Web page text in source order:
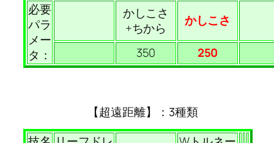
必要
パラ
メー
タ：
かしこさ
+ちから
かしこさ
350 250
【超遠距離】：3種類